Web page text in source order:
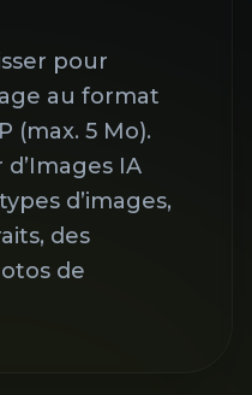
pour
au format
(max. 5 Mo).
IA
d’images,
des
de